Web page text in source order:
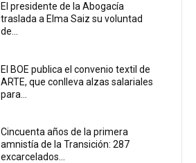
El presidente de la Abogacía
traslada a Elma Saiz su voluntad
de...
El BOE publica el convenio textil de
ARTE, que conlleva alzas salariales
para...
Cincuenta años de la primera
amnistía de la Transición: 287
excarcelados...